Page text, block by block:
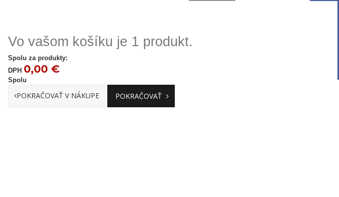
Vo vašom košíku je 1 produkt.
Spolu za produkty:
DPH 0,00 €
Spolu
POKRAČOVAŤ V NÁKUPE POKRAČOVAŤ